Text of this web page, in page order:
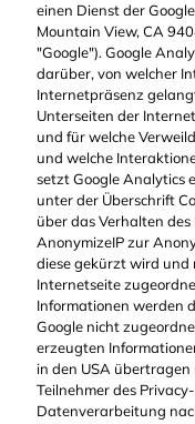
einen Dienst der
Mountain View, CA
"Google"). Google
darüber, von welcher
Internetpräsenz
Unterseiten der
und für welche
und welche
setzt Google Analytics
unter der Überschrift
über das Verhalten
AnonymizeIP zur
diese gekürzt wird und
Internetseite
Informationen werden
Google nicht
erzeugten
in den USA übertragen
Teilnehmer des
Datenverarbeitung